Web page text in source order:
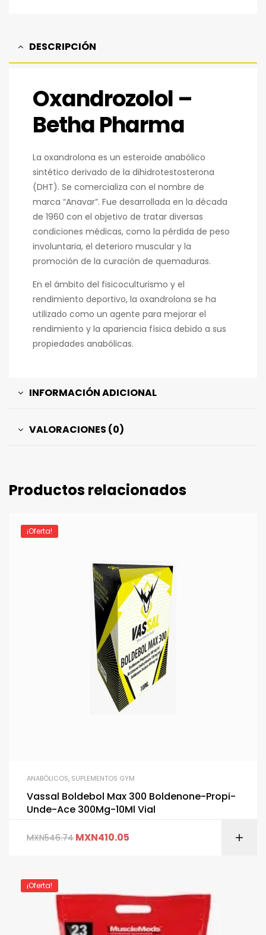
DESCRIPCIÓN
Oxandrozolol –
Betha Pharma
La oxandrolona es un esteroide anabólico
sintético derivado de la dihidrotestosterona
(DHT). Se comercializa con el nombre de
marca “Anavar”. Fue desarrollada en la década
de 1960 con el objetivo de tratar diversas
condiciones médicas, como la pérdida de peso
involuntaria, el deterioro muscular y la
promoción de la curación de quemaduras.
En el ámbito del fisicoculturismo y el
rendimiento deportivo, la oxandrolona se ha
utilizado como un agente para mejorar el
rendimiento y la apariencia física debido a sus
propiedades anabólicas.
INFORMACIÓN ADICIONAL
VALORACIONES (0)
Productos relacionados
¡Oferta!
ANABÓLICOS, SUPLEMENTOS GYM
Vassal Boldebol Max 300 Boldenone-Propi-
Unde-Ace 300Mg-10Ml Vial
MXN546.74 MXN410.05
¡Oferta!